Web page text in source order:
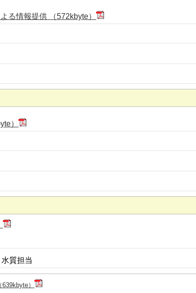
る情報提供 （572kbyte）
）
質担当
）